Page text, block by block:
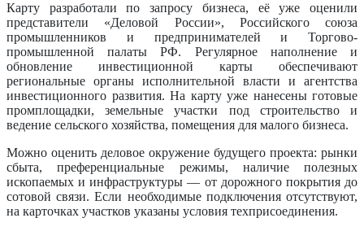
Карту разработали по запросу бизнеса, её уже оценили
представители «Деловой России», Российского союза
промышленников и предпринимателей и Торгово-
промышленной палаты РФ. Регулярное наполнение и
обновление инвестиционной карты обеспечивают
региональные органы исполнительной власти и агентства
инвестиционного развития. На карту уже нанесены готовые
промплощадки, земельные участки под строительство и
ведение сельского хозяйства, помещения для малого бизнеса.
Можно оценить деловое окружение будущего проекта: рынки
сбыта, преференциальные режимы, наличие полезных
ископаемых и инфраструктуры — от дорожного покрытия до
сотовой связи. Если необходимые подключения отсутствуют,
на карточках участков указаны условия техприсоединения.